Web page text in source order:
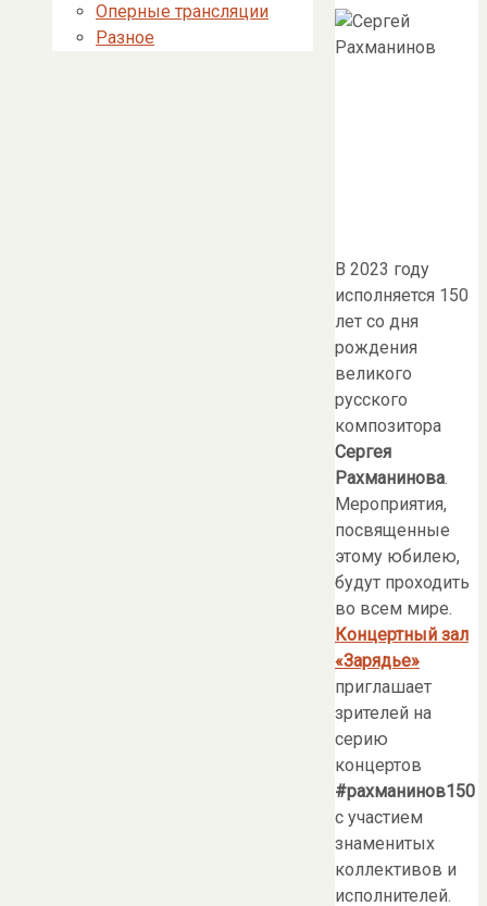
В 2023 году
исполняется 150
лет со дня
рождения
великого
русского
композитора
Сергея
Рахманинова.
Мероприятия,
посвященные
этому юбилею,
будут проходить
во всем мире.
Концертный зал
«Зарядье»
приглашает
зрителей на
серию
концертов
#рахманинов150
с участием
знаменитых
коллективов и
исполнителей.
Оперные трансляции
Разное